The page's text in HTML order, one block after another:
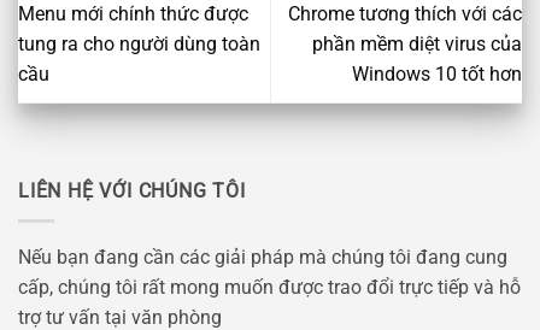
Menu mới chính thức được
tung ra cho người dùng toàn
cầu
Chrome tương thích với các
phần mềm diệt virus của
Windows 10 tốt hơn
LIÊN HỆ VỚI CHÚNG TÔI
Nếu bạn đang cần các giải pháp mà chúng tôi đang cung
cấp, chúng tôi rất mong muốn được trao đổi trực tiếp và hỗ
trợ tư vấn tại văn phòng